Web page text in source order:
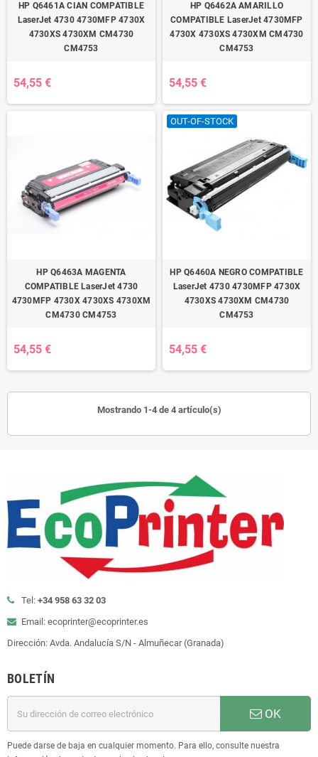
HP Q6461A CIAN COMPATIBLE
LaserJet 4730 4730MFP 4730X
4730XS 4730XM CM4730
CM4753
54,55 €
HP Q6462A AMARILLO
COMPATIBLE LaserJet 4730MFP
4730X 4730XS 4730XM CM4730
CM4753
54,55 €
HP Q6463A MAGENTA
COMPATIBLE LaserJet 4730
4730MFP 4730X 4730XS 4730XM
CM4730 CM4753
54,55 €
OUT-OF-STOCK
HP Q6460A NEGRO COMPATIBLE
LaserJet 4730 4730MFP 4730X
4730XS 4730XM CM4730
CM4753
54,55 €
Mostrando 1-4 de 4 artículo(s)
Tel: +34 958 63 32 03
Email: ecoprinter@ecoprinter.es
Dirección: Avda. Andalucía S/N - Almuñecar (Granada)
BOLETÍN
OK
Puede darse de baja en cualquier momento. Para ello, consulte nuestra